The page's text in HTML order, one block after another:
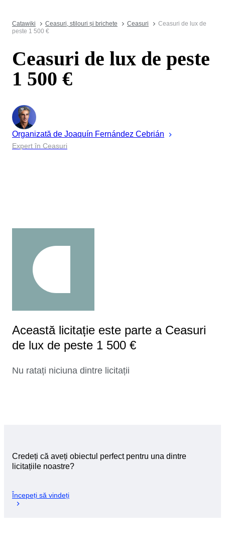
Catawiki Ceasuri, stilouri și brichete Ceasuri
Ceasuri de lux de
peste 1 500 €
Ceasuri de lux de peste
1 500 €
Organizată de Joaquín Fernández Cebrián
Expert în Ceasuri
Această licitație este parte a Ceasuri
de lux de peste 1 500 €
Nu ratați niciuna dintre licitații
Credeți că aveți obiectul perfect pentru una dintre
licitațiile noastre?
Începeți să vindeți